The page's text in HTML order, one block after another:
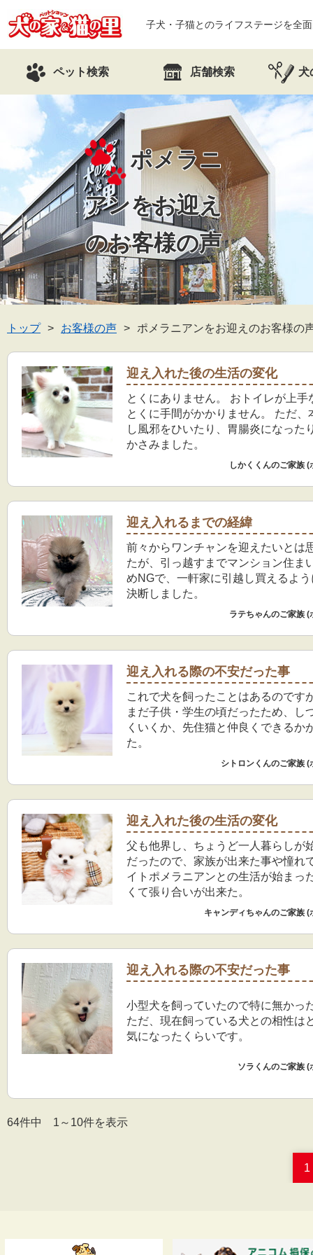
子犬・子猫とのライフステージを全
ペット検索 店舗検索 犬
ポメラニ
アンをお迎え
のお客様の声
トップ お客様の声 ポメラニアンをお迎えのお客様の
迎え入れた後の生活の変化
とくにありません。 おトイレが上手
とくに手間がかかりません。 ただ、
し風邪をひいたり、胃腸炎になった
かさみました。
しかくくんのご家族 (
迎え入れるまでの経緯
前々からワンチャンを迎えたいとは
たが、引っ越すまでマンション住ま
めNGで、一軒家に引越し買えるよ
決断しました。
ラテちゃんのご家族 (
迎え入れる際の不安だった事
これで犬を飼ったことはあるのです
まだ子供・学生の頃だったため、し
くいくか、先住猫と仲良くできるか
た。
シトロンくんのご家族 (
迎え入れた後の生活の変化
父も他界し、ちょうど一人暮らしが
だったので、家族が出来た事や憧れ
イトポメラニアンとの生活が始まっ
くて張り合いが出来た。
キャンディちゃんのご家族 (
迎え入れる際の不安だった事
小型犬を飼っていたので特に無かっ
ただ、現在飼っている犬との相性は
気になったくらいです。
ソラくんのご家族 (
64件中 1～10件を表示
1